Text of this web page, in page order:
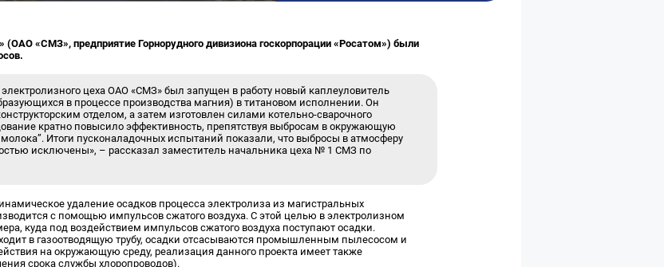
«СМЗ», предприятие Горнорудного дивизиона госкорпорации «Росатом») были
цеха ОАО «СМЗ» был запущен в работу новый каплеуловитель
в процессе производства магния) в титановом исполнении. Он
отделом, а затем изготовлен силами котельно-сварочного
кратно повысило эффективность, препятствуя выбросам в окружающую
молока”. Итоги пусконаладочных испытаний показали, что выбросы в атмосферу
исключены», – рассказал заместитель начальника цеха № 1 СМЗ по
удаление осадков процесса электролиза из магистральных
с помощью импульсов сжатого воздуха. С этой целью в электролизном
куда под воздействием импульсов сжатого воздуха поступают осадки.
в газоотводящую трубу, осадки отсасываются промышленным пылесосом и
на окружающую среду, реализация данного проекта имеет также
срока службы хлоропроводов).